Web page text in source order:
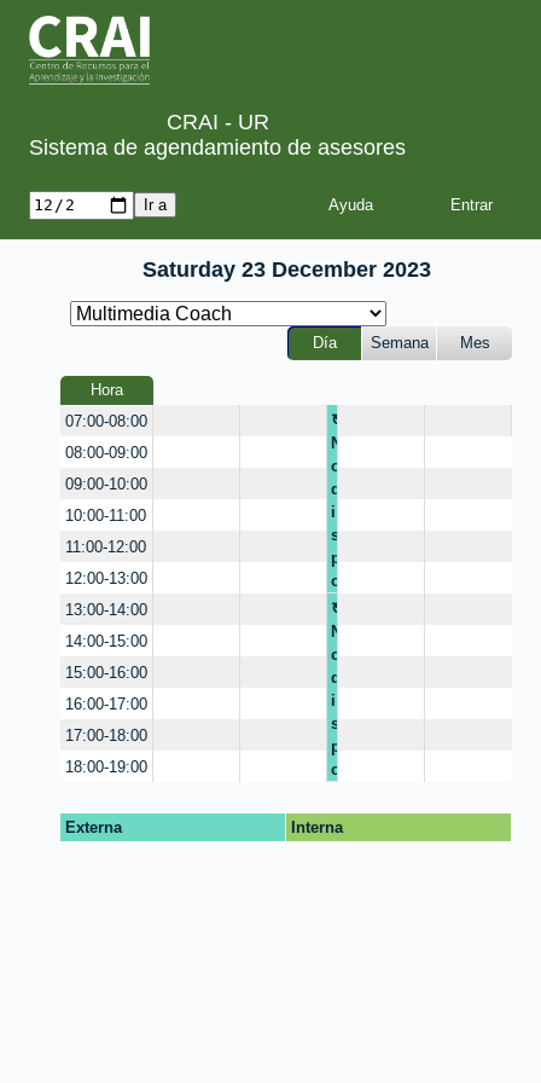
CRAI - UR
Sistema de agendamiento de asesores
Ayuda
Saturday 23 December 2023
Día Semana Mes
Hora
07:00-08:00
N
o
d
i
s
p
o
n
i
b
l
e
08:00-09:00
09:00-10:00
10:00-11:00
11:00-12:00
12:00-13:00
13:00-14:00
N
o
d
i
s
p
o
i
b
14:00-15:00
15:00-16:00
16:00-17:00
17:00-18:00
18:00-19:00
Externa Interna